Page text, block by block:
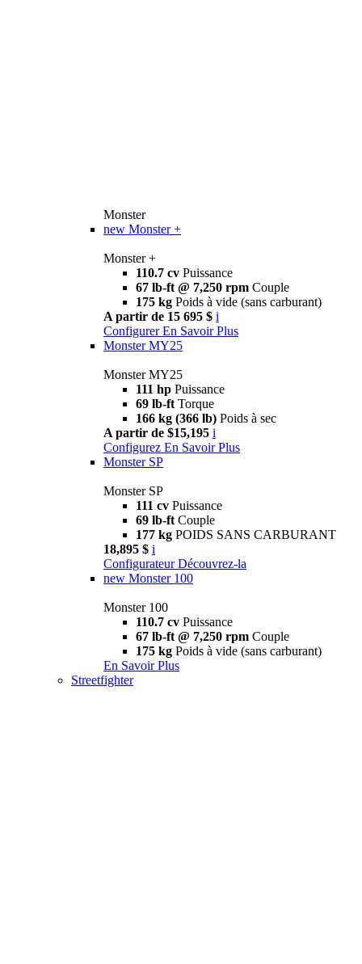
Monster
new Monster +
Monster +
110.7 cv Puissance
67 lb-ft @ 7,250 rpm Couple
175 kg Poids à vide (sans carburant)
A partir de 15 695 $ i
Configurer En Savoir Plus
Monster MY25
Monster MY25
111 hp Puissance
69 lb-ft Torque
166 kg (366 lb) Poids à sec
A partir de $15,195 i
Configurez En Savoir Plus
Monster SP
Monster SP
111 cv Puissance
69 lb-ft Couple
177 kg POIDS SANS CARBURANT
18,895 $ i
Configurateur Découvrez-la
new Monster 100
Monster 100
110.7 cv Puissance
67 lb-ft @ 7,250 rpm Couple
175 kg Poids à vide (sans carburant)
En Savoir Plus
Streetfighter